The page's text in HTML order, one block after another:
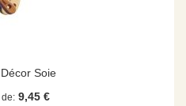
Soie
9,45 €